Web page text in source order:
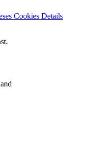
Cookies Details